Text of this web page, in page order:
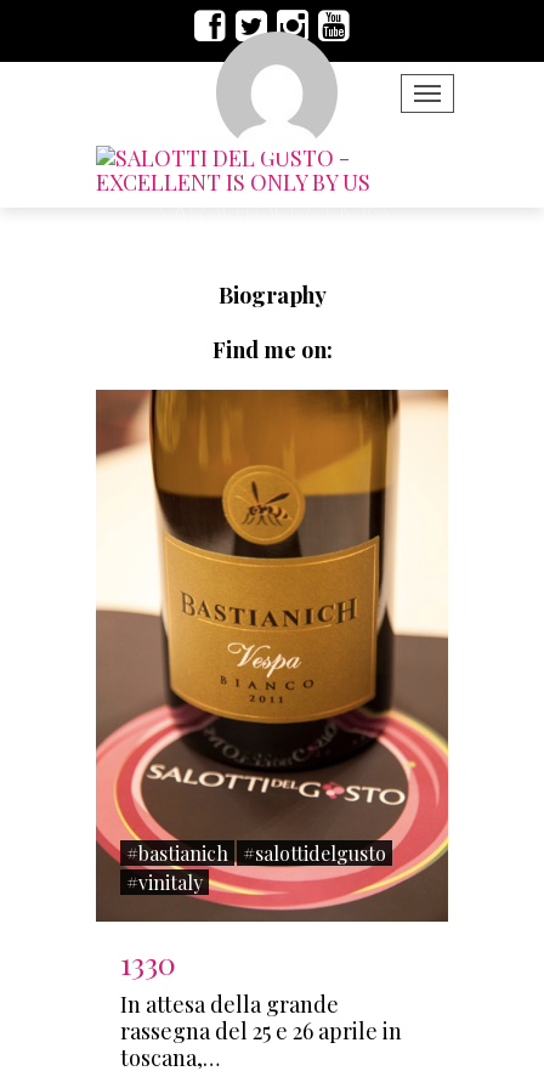
TOGGLE
Biography
Find me on:
#bastianich
#salottidelgusto
#vinitaly
1330
In attesa della grande
rassegna del 25 e 26 aprile in
toscana,…